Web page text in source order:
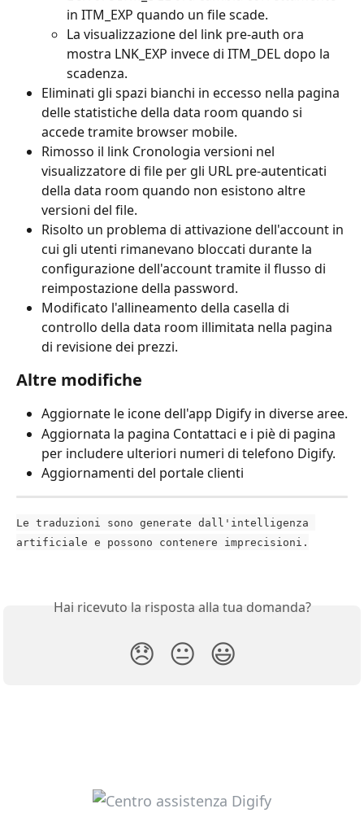
in ITM_EXP quando un file scade.
La visualizzazione del link pre-auth ora
mostra LNK_EXP invece di ITM_DEL dopo la
scadenza.
Eliminati gli spazi bianchi in eccesso nella pagina
delle statistiche della data room quando si
accede tramite browser mobile.
Rimosso il link Cronologia versioni nel
visualizzatore di file per gli URL pre-autenticati
della data room quando non esistono altre
versioni del file.
Risolto un problema di attivazione dell'account in
cui gli utenti rimanevano bloccati durante la
configurazione dell'account tramite il flusso di
reimpostazione della password.
Modificato l'allineamento della casella di
controllo della data room illimitata nella pagina
di revisione dei prezzi.
Altre modifiche
Aggiornate le icone dell'app Digify in diverse aree.
Aggiornata la pagina Contattaci e i piè di pagina
per includere ulteriori numeri di telefono Digify.
Aggiornamenti del portale clienti
Le traduzioni sono generate dall'intelligenza
artificiale e possono contenere imprecisioni.
Hai ricevuto la risposta alla tua domanda?
😞 😐 😃